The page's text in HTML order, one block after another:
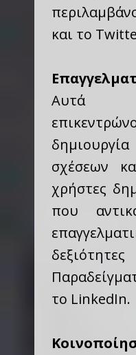
και το
Αυτά
σχέσεων
χρήστες
που
το LinkedIn.